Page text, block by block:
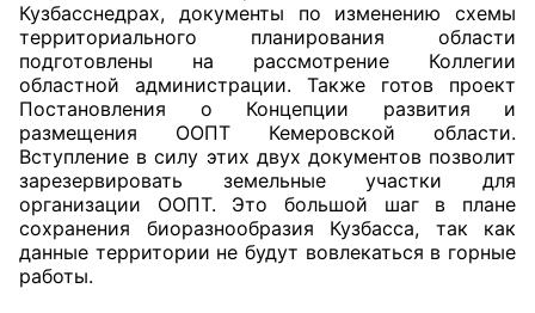
Кузбасснедрах, документы по изменению схемы
территориального планирования области
подготовлены на рассмотрение Коллегии
областной администрации. Также готов проект
Постановления о Концепции развития и
размещения ООПТ Кемеровской области.
Вступление в силу этих двух документов позволит
зарезервировать земельные участки для
организации ООПТ. Это большой шаг в плане
сохранения биоразнообразия Кузбасса, так как
данные территории не будут вовлекаться в горные
работы.